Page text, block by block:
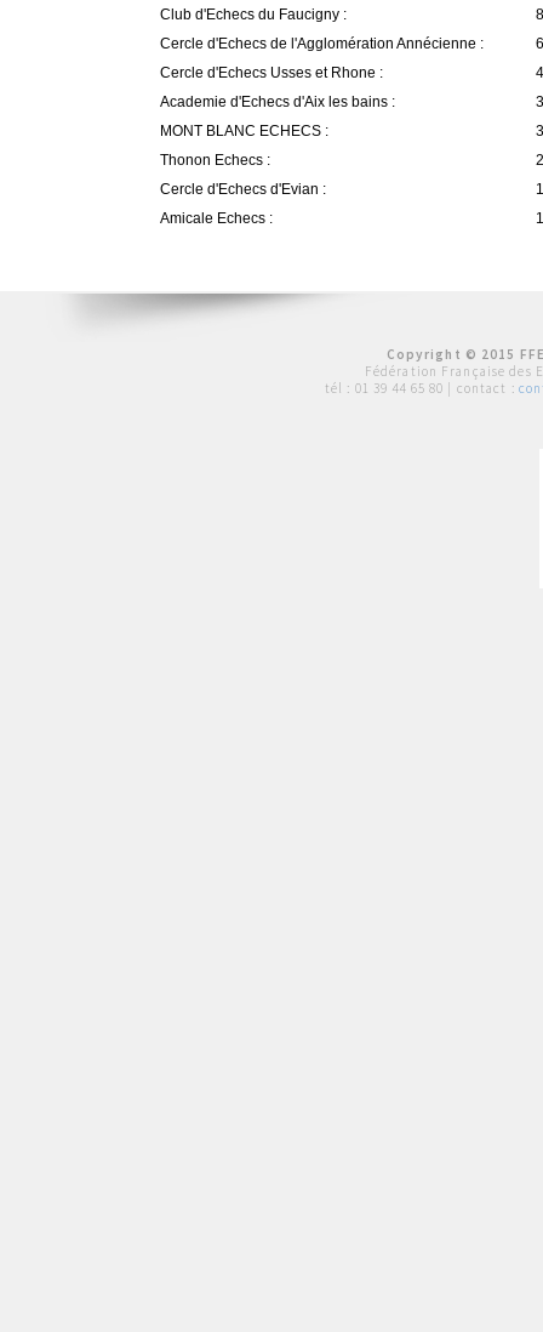
Club d'Echecs du Faucigny :
Cercle d'Echecs de l'Agglomération Annécienne :
Cercle d'Echecs Usses et Rhone :
Academie d'Echecs d'Aix les bains :
MONT BLANC ECHECS :
Thonon Echecs :
Cercle d'Echecs d'Evian :
Amicale Echecs :
Copyright © 2015
Fédération Française des
tél : 01 39 44 65 80 | contact :